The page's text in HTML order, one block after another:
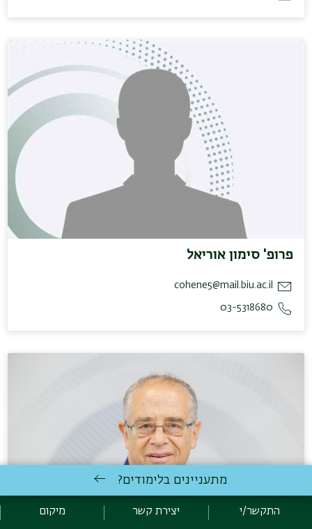
פרופ' סימון אוריאל
cohene5@mail.biu.ac.il
03-5318680
מתעניינים בלימודים?
התקשר/י יצירת קשר מיקום